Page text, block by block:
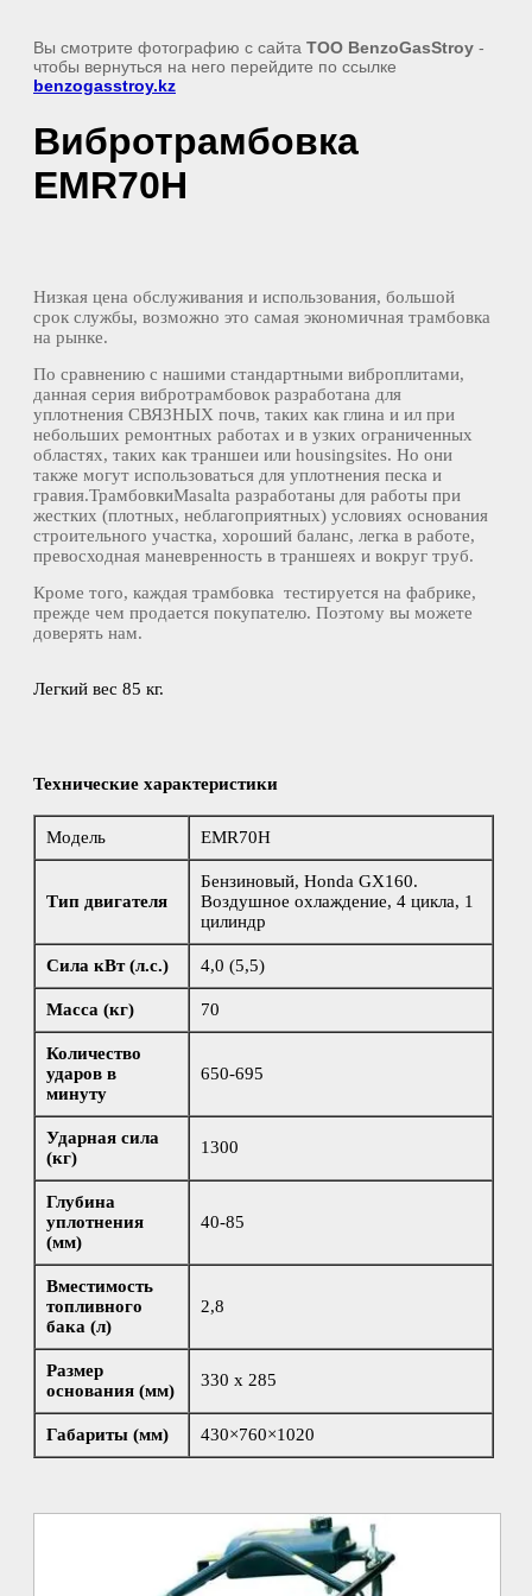
Вы смотрите фотографию с сайта TOO BenzoGasStroy -
чтобы вернуться на него перейдите по ссылке
benzogasstroy.kz
Вибротрамбовка
EMR70H
Низкая цена обслуживания и использования, большой
срок службы, возможно это самая экономичная трамбовка
на рынке.
По сравнению с нашими стандартными виброплитами,
данная серия вибротрамбовок разработана для
уплотнения СВЯЗНЫХ почв, таких как глина и ил при
небольших ремонтных работах и в узких ограниченных
областях, таких как траншеи или housingsites. Но они
также могут использоваться для уплотнения песка и
гравия.ТрамбовкиMasalta разработаны для работы при
жестких (плотных, неблагоприятных) условиях основания
строительного участка, хороший баланс, легка в работе,
превосходная маневренность в траншеях и вокруг труб.
Кроме того, каждая трамбовка тестируется на фабрике,
прежде чем продается покупателю. Поэтому вы можете
доверять нам.
Легкий вес 85 кг.
Технические характеристики
Модель EMR70H
Тип двигателя
Бензиновый, Honda GX160.
Воздушное охлаждение, 4 цикла, 1
цилиндр
Сила кВт (л.с.) 4,0 (5,5)
Масса (кг) 70
Количество
ударов в
минуту
650-695
Ударная сила
(кг)
1300
Глубина
уплотнения
(мм)
40-85
Вместимость
топливного
бака (л)
2,8
Размер
основания (мм)
330 х 285
Габариты (мм) 430×760×1020